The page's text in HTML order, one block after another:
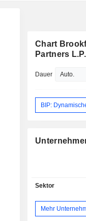
Chart
Partners L.P.
Dauer
BIP:
Sektor
Mehr